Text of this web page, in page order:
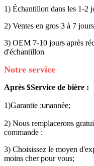
1) Échantillon dans les 1-2
2) Ventes en gros 3 à 7
3) OEM 7-10 jours après
d'échantillon
Notre service
Après SService de bière :
1)Garantie :unannée;
2) Nous remplacerons
commande :
3) Choisissez le moyen
moins cher pour vous;